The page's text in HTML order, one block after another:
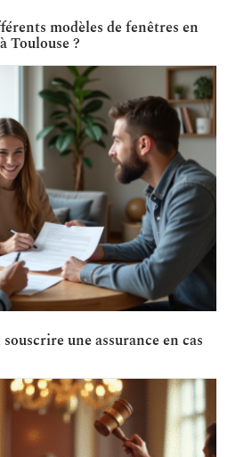
modèles de fenêtres en
Toulouse ?
une assurance en cas